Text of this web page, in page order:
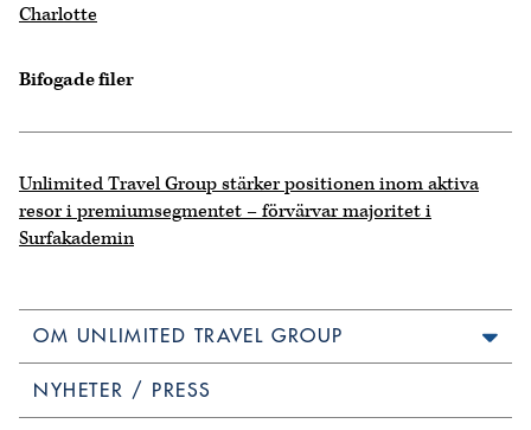
Charlotte
Bifogade filer
Unlimited Travel Group stärker positionen inom aktiva
resor i premiumsegmentet – förvärvar majoritet i
Surfakademin
OM UNLIMITED TRAVEL GROUP
NYHETER / PRESS